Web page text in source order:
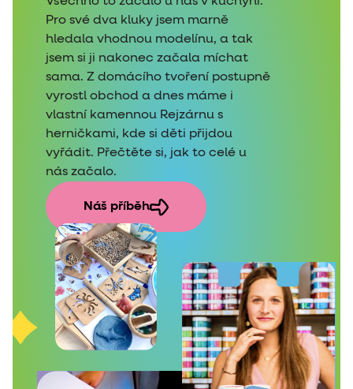
Pro své dva kluky jsem marně
hledala vhodnou modelínu, a tak
jsem si ji nakonec začala míchat
sama. Z domácího tvoření postupně
vyrostl obchod a dnes máme i
vlastní kamennou Rejzárnu s
herničkami, kde si děti přijdou
vyřádit. Přečtěte si, jak to celé u
nás začalo.
Náš příběh